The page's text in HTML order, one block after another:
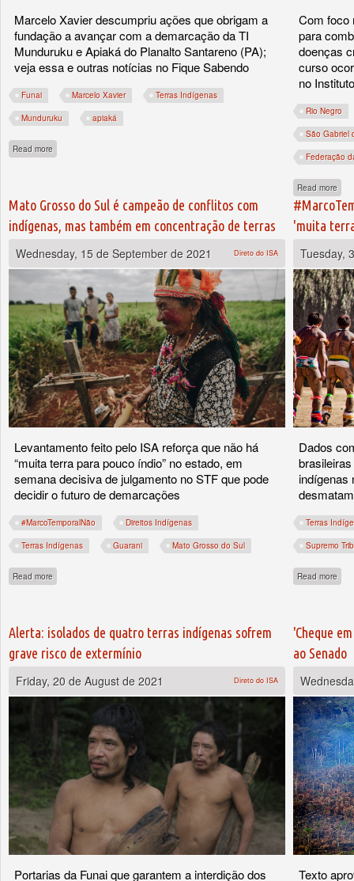
Marcelo Xavier descumpriu ações que obrigam a
fundação a avançar com a demarcação da TI
Munduruku e Apiaká do Planalto Santareno (PA);
veja essa e outras notícias no Fique Sabendo
Funai Marcelo Xavier Terras Indígenas
Munduruku apiaká
Read more
Com foco
para
doenças
curso
no
Rio Negro
São Gabriel
Federação
Read more
Mato Grosso do Sul é campeão de conflitos com
indígenas, mas também em concentração de terras
Wednesday, 15 de September de 2021
Direto do ISA
Levantamento feito pelo ISA reforça que não há
“muita terra para pouco índio” no estado, em
semana decisiva de julgamento no STF que pode
decidir o futuro de demarcações
#MarcoTemporalNão Direitos Indígenas
Terras Indígenas Guarani Mato Grosso do Sul
Read more about Mato Grosso do Sul é campeão de conflitos com indígenas, mas também
'muita
Tuesday,
Dados
indígenas
Terras
Supremo
Read more
Alerta: isolados de quatro terras indígenas sofrem
grave risco de extermínio
Friday, 20 de August de 2021
Direto do ISA
Portarias da Funai que garantem a interdição dos
'Cheque
ao Senado
Texto